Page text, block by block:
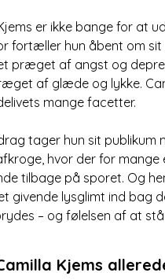
er ikke bange for at
fortæller hun åbent om sit
præget af angst og
af glæde og lykke.
mange facetter.
tager hun sit publikum
hvor der for mange
tilbage på sporet. Og
givende lysglimt ind bag
– og følelsen af at stå
Kjems